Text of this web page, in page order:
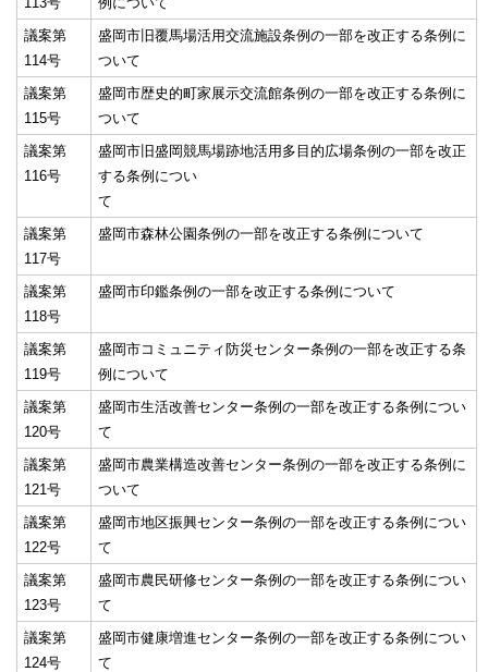
議案第
114号
盛岡市旧覆馬場活用交流施設条例の一部を改正する条例に
ついて
議案第
115号
盛岡市歴史的町家展示交流館条例の一部を改正する条例に
ついて
議案第
116号
盛岡市旧盛岡競馬場跡地活用多目的広場条例の一部を改正
する条例につい
て
議案第
117号
盛岡市森林公園条例の一部を改正する条例について
議案第
118号
盛岡市印鑑条例の一部を改正する条例について
議案第
119号
盛岡市コミュニティ防災センター条例の一部を改正する条
例について
議案第
120号
盛岡市生活改善センター条例の一部を改正する条例につい
て
議案第
121号
盛岡市農業構造改善センター条例の一部を改正する条例に
ついて
議案第
122号
盛岡市地区振興センター条例の一部を改正する条例につい
て
議案第
123号
盛岡市農民研修センター条例の一部を改正する条例につい
て
議案第
124号
盛岡市健康増進センター条例の一部を改正する条例につい
て